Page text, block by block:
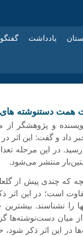
یادداشت گفتگو
همت دستنوشته
و پژوهشگر
داد و گفت: این
در این مرحله
منتشر می‌شود.
که چندی پیش از
است؛ در این اثر
را نشناسند.
میان دست‌نوشته‌ها
در این اثر ذکر